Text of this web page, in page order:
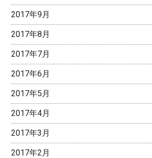
2017年9月
2017年8月
2017年7月
2017年6月
2017年5月
2017年4月
2017年3月
2017年2月